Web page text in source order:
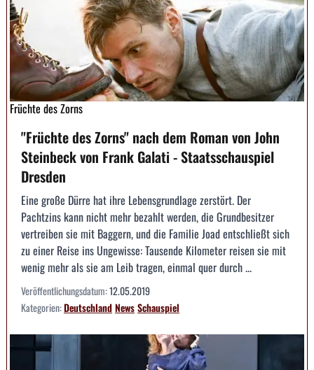
Früchte des Zorns
"Früchte des Zorns" nach dem Roman von John
Steinbeck von Frank Galati - Staatsschauspiel
Dresden
Eine große Dürre hat ihre Lebensgrundlage zerstört. Der
Pachtzins kann nicht mehr bezahlt werden, die Grundbesitzer
vertreiben sie mit Baggern, und die Familie Joad entschließt sich
zu einer Reise ins Ungewisse: Tau­sende Kilometer reisen sie mit
wenig mehr als sie am Leib tragen, einmal quer durch ...
Veröffentlichungsdatum:12.05.2019
Kategorien:DeutschlandNewsSchauspiel